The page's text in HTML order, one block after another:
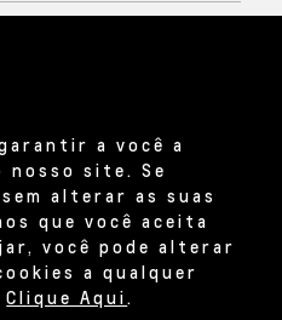
a você a
nosso site. Se
alterar as suas
que você aceita
você pode alterar
a qualquer
Clique Aqui.